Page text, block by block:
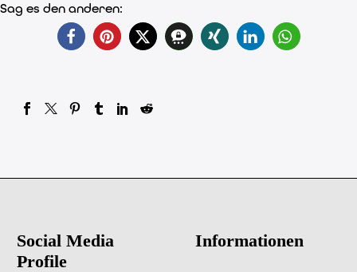
Sag es den anderen:
5
Informationen
Social Media
Profile